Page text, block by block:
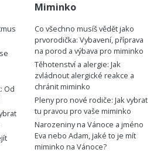
Od
Miminko
Co všechno musíš vědět jako
prvorodička: Vybavení, příprava
na porod a výbava pro miminko
Těhotenství a alergie: Jak
zvládnout alergické reakce a
chránit miminko
Pleny pro nové rodiče: Jak vybrat
tu pravou pro vaše miminko
Narozeniny na Vánoce a jméno
Eva nebo Adam, jaké to je mít
miminko na Vánoce?